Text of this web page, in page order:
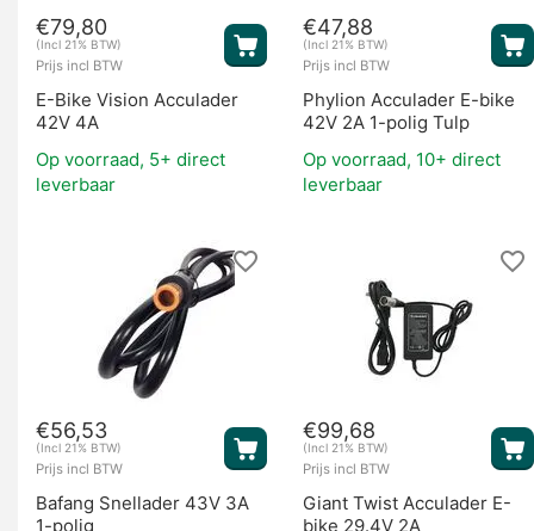
€79,80
(Incl 21% BTW)
Prijs incl BTW
E-Bike Vision Acculader
42V 4A
Op voorraad, 5+ direct
leverbaar
€47,88
(Incl 21% BTW)
Prijs incl BTW
Phylion Acculader E-bike
42V 2A 1-polig Tulp
Op voorraad, 10+ direct
leverbaar
€56,53
(Incl 21% BTW)
Prijs incl BTW
Bafang Snellader 43V 3A
1-polig
€99,68
(Incl 21% BTW)
Prijs incl BTW
Giant Twist Acculader E-
bike 29.4V 2A